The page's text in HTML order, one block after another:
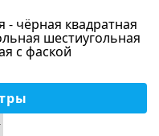
- чёрная квадратная
шестиугольная
с фаской